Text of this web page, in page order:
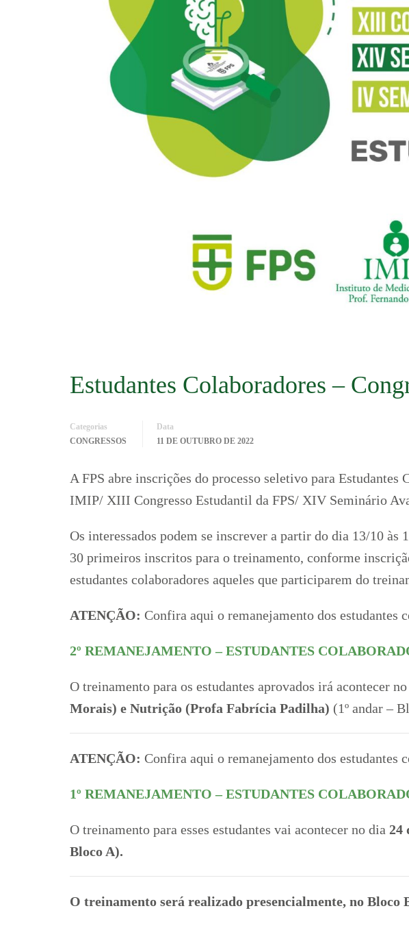
Estudantes Colaboradores –
Categorias
CONGRESSOS
Data
11 DE OUTUBRO DE 2022
A FPS abre inscrições do processo seletivo para
IMIP/ XIII Congresso Estudantil da FPS/ XIV Seminário
Os interessados podem se inscrever a partir do dia 13/10
30 primeiros inscritos para o treinamento, conforme
estudantes colaboradores aqueles que participarem do
ATENÇÃO: Confira aqui o remanejamento dos estudantes
2º REMANEJAMENTO – ESTUDANTES
O treinamento para os estudantes aprovados irá acontecer no
Morais) e Nutrição (Profa Fabrícia Padilha) (1º andar –
ATENÇÃO: Confira aqui o remanejamento dos estudantes
1º REMANEJAMENTO – ESTUDANTES
O treinamento para esses estudantes vai acontecer no dia 24
Bloco A).
O treinamento será realizado presencialmente, no Bloco